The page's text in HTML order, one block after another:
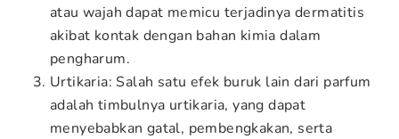
atau wajah dapat memicu terjadinya dermatitis
akibat kontak dengan bahan kimia dalam
pengharum.
Urtikaria: Salah satu efek buruk lain dari parfum
adalah timbulnya urtikaria, yang dapat
menyebabkan gatal, pembengkakan, serta